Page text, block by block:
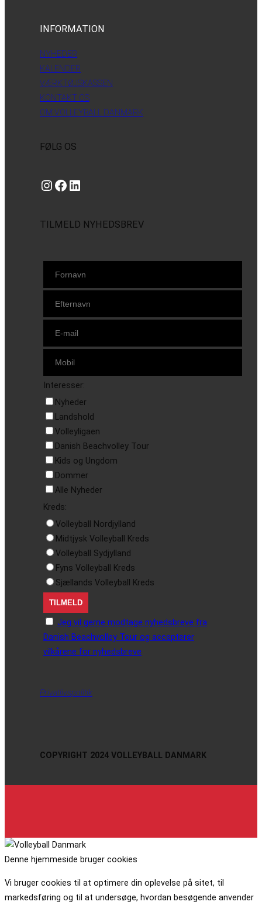
INFORMATION
NYHEDER
KALENDER
VÆRKTØJSKASSEN
KONTAKT OS
OM VOLLEYBALL DANMARK
FØLG OS
Instagram https://www.facebook.com/danishbeachvolleytour LinkedIn
TILMELD NYHEDSBREV
Interesser:
Nyheder
Landshold
Volleyligaen
Danish Beachvolley Tour
Kids og Ungdom
Dommer
Alle Nyheder
Kreds:
Volleyball Nordjylland
Midtjysk Volleyball Kreds
Volleyball Sydjylland
Fyns Volleyball Kreds
Sjællands Volleyball Kreds
Jeg vil gerne modtage nyhedsbreve fra
Danish Beachvolley Tour og accepterer
vilkårene for nyhedsbreve
Privatlivspolitik
COPYRIGHT 2024 VOLLEYBALL DANMARK
Denne hjemmeside bruger cookies
Vi bruger cookies til at optimere din oplevelse på sitet, til
markedsføring og til at undersøge, hvordan besøgende anvender